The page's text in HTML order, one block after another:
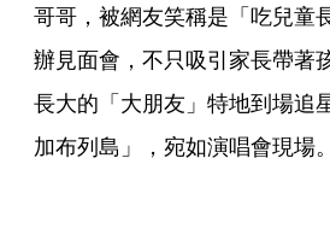
哥哥，被網友笑稱是「吃兒童
辦見面會，不只吸引家長帶著
長大的「大朋友」特地到場追
加布列島」，宛如演唱會現場。